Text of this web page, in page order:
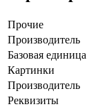
Прочие
Производитель
Базовая единица
Картинки
Производитель
Реквизиты